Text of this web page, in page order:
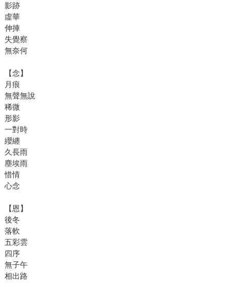
影跡
虛華
伸捙
失覺察
無奈何
【念】
月痕
無聲無說
稀微
形影
一對時
纓纏
久長雨
塵埃雨
惜情
心念
【恩】
後冬
落軟
五彩雲
四序
無子午
相出路